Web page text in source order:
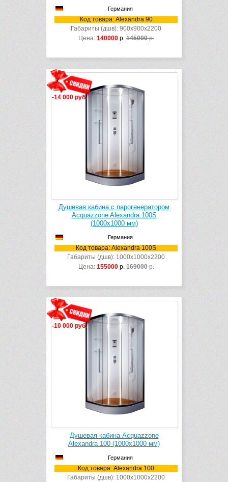
Германия
Код товара: Alexandra 90
Габариты (дшв): 900x900x2200
Цена: 140000р.145000р.
-14 000 руб.
Душевая кабина с парогенератором
Acquazzone Alexandra 100S
(1000х1000 мм)
Германия
Код товара: Alexandra 100S
Габариты (дшв): 1000x1000x2200
Цена: 155000р.169000р.
-10 000 руб.
Душевая кабина Acquazzone
Alexandra 100 (1000х1000 мм)
Германия
Код товара: Alexandra 100
Габариты (дшв): 1000x1000x2200